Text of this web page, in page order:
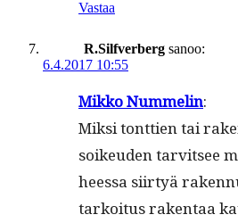
Vastaa
R.Silfverberg sanoo:
6.4.2017 10:55
Mikko Num­melin:
Mik­si tont­tien tai
soikeu­den tarvit­see
heessa siir­tyä
tarkoi­tus rak­en­taa